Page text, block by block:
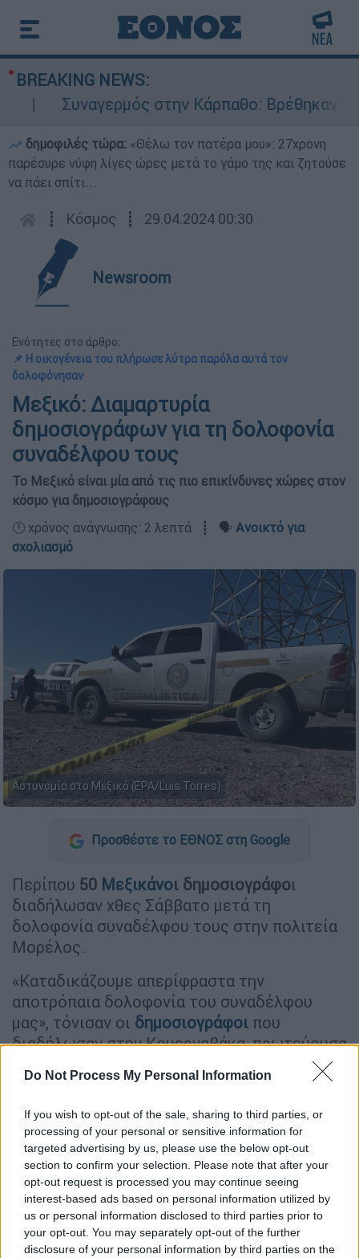
Do Not Process My Personal Information
If you wish to opt-out of the sale, sharing to third parties, or
processing of your personal or sensitive information for
targeted advertising by us, please use the below opt-out
section to confirm your selection. Please note that after your
opt-out request is processed you may continue seeing
interest-based ads based on personal information utilized by
us or personal information disclosed to third parties prior to
your opt-out. You may separately opt-out of the further
disclosure of your personal information by third parties on the
BREAKING NEWS:
Συναγερμός στην Κάρπαθο: Βρέθηκαν
δημοφιλές τώρα: «Θέλω τον πατέρα μου»: 27χρονη
παρέσυρε νύφη λίγες ώρες μετά το γάμο της και ζητούσε
να πάει σπίτι...
┋ Κόσμος ┋ 29.04.2024 00:30
Newsroom
Ενότητες στο άρθρο:
📌 Η οικογένεια του πλήρωσε λύτρα παρόλα αυτά τον
δολοφόνησαν
Μεξικό: Διαμαρτυρία
δημοσιογράφων για τη δολοφονία
συναδέλφου τους
Το Μεξικό είναι μία από τις πιο επικίνδυνες χώρες στον
κόσμο για δημοσιογράφους
🕛 χρόνος ανάγνωσης: 2 λεπτά ┋ 🗣️ Ανοικτό για
σχολιασμό
Αστυνομία στο Μεξικό (EPA/Luis Torres)
Προσθέστε το ΕΘΝΟΣ στη Google
Περίπου 50 Μεξικάνοι δημοσιογράφοι
διαδήλωσαν χθες Σάββατο μετά τη
δολοφονία συναδέλφου τους στην πολιτεία
Μορέλος.
«Καταδικάζουμε απερίφραστα την
αποτρόπαια δολοφονία του συναδέλφου
μας», τόνισαν οι δημοσιογράφοι που
διαδήλωσαν στην Κουερναβάκα, πρωτεύουσα
καταγγέλλοντας «τη βία που βασιλεύει στη
Μορέλος, μια πολιτεία όπου κανείς δεν είναι
ασφαλής». «Η απαγωγή και η δολοφονία του
Φιγκερόα αντιπροσωπεύει μια σοβαρή
επίθεση στην ελευθερία της έκφρασης»,
υπογράμμισαν σε ανακοίνωσή τους.
https://twitter.com/ioangrillo/status/1784306
900000981327